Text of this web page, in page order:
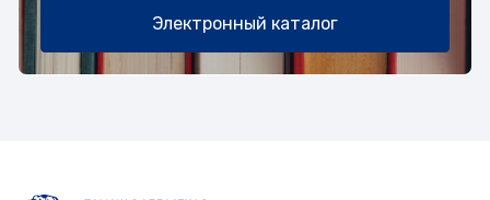
Электронный каталог